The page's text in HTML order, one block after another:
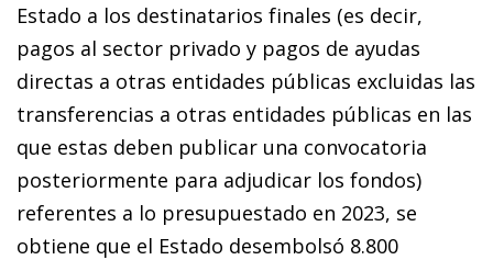
Estado a los destinatarios finales (es decir,
pagos al sector privado y pagos de ayudas
directas a otras entidades públicas excluidas las
transferencias a otras entidades públicas en las
que estas deben publicar una convocatoria
posteriormente para adjudicar los fondos)
referentes a lo presupuestado en 2023, se
obtiene que el Estado desembolsó 8.800